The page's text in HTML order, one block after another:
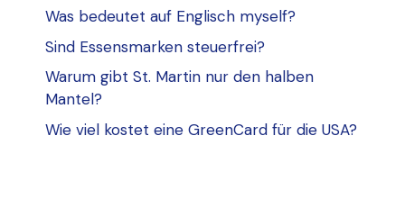
Was bedeutet auf Englisch myself?
Sind Essensmarken steuerfrei?
Warum gibt St. Martin nur den halben
Mantel?
Wie viel kostet eine GreenCard für die USA?